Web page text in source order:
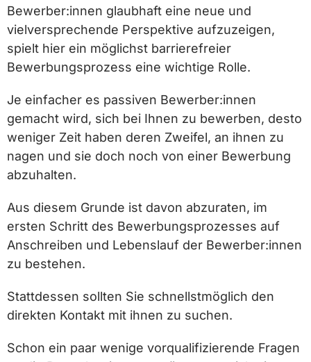
Bewerber:innen glaubhaft eine neue und
vielversprechende Perspektive aufzuzeigen,
spielt hier ein möglichst barrierefreier
Bewerbungsprozess eine wichtige Rolle.
Je einfacher es passiven Bewerber:innen
gemacht wird, sich bei Ihnen zu bewerben, desto
weniger Zeit haben deren Zweifel, an ihnen zu
nagen und sie doch noch von einer Bewerbung
abzuhalten.
Aus diesem Grunde ist davon abzuraten, im
ersten Schritt des Bewerbungsprozesses auf
Anschreiben und Lebenslauf der Bewerber:innen
zu bestehen.
Stattdessen sollten Sie schnellstmöglich den
direkten Kontakt mit ihnen zu suchen.
Schon ein paar wenige vorqualifizierende Fragen